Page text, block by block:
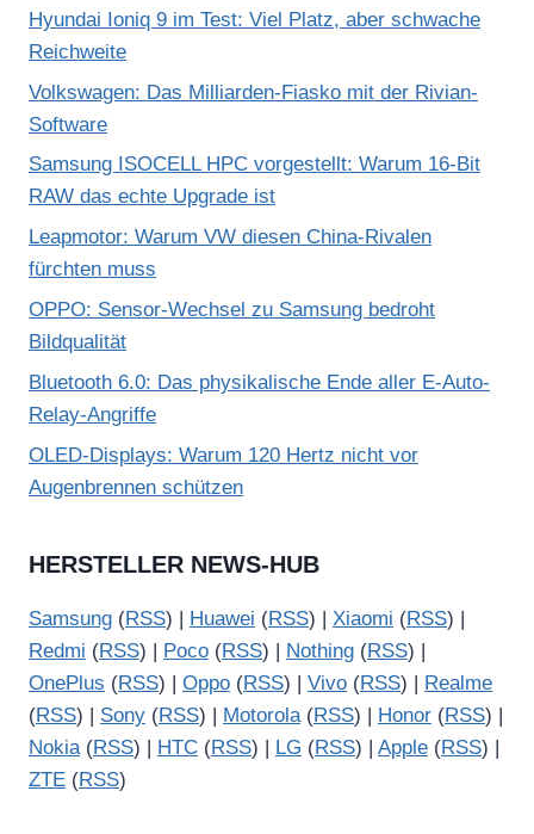
Hyundai Ioniq 9 im Test: Viel Platz, aber schwache
Reichweite
Volkswagen: Das Milliarden-Fiasko mit der Rivian-
Software
Samsung ISOCELL HPC vorgestellt: Warum 16-Bit
RAW das echte Upgrade ist
Leapmotor: Warum VW diesen China-Rivalen
fürchten muss
OPPO: Sensor-Wechsel zu Samsung bedroht
Bildqualität
Bluetooth 6.0: Das physikalische Ende aller E-Auto-
Relay-Angriffe
OLED-Displays: Warum 120 Hertz nicht vor
Augenbrennen schützen
HERSTELLER NEWS-HUB
Samsung (RSS) | Huawei (RSS) | Xiaomi (RSS) |
Redmi (RSS) | Poco (RSS) | Nothing (RSS) |
OnePlus (RSS) | Oppo (RSS) | Vivo (RSS) |
Realme
(RSS) | Sony (RSS) | Motorola(RSS) | Honor (RSS) |
Nokia(RSS) | HTC (RSS) | LG (RSS) | Apple (RSS) |
ZTE (RSS)